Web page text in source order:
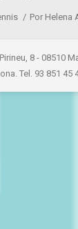
Por Helena
8 - 08510
Tel. 93 851 45